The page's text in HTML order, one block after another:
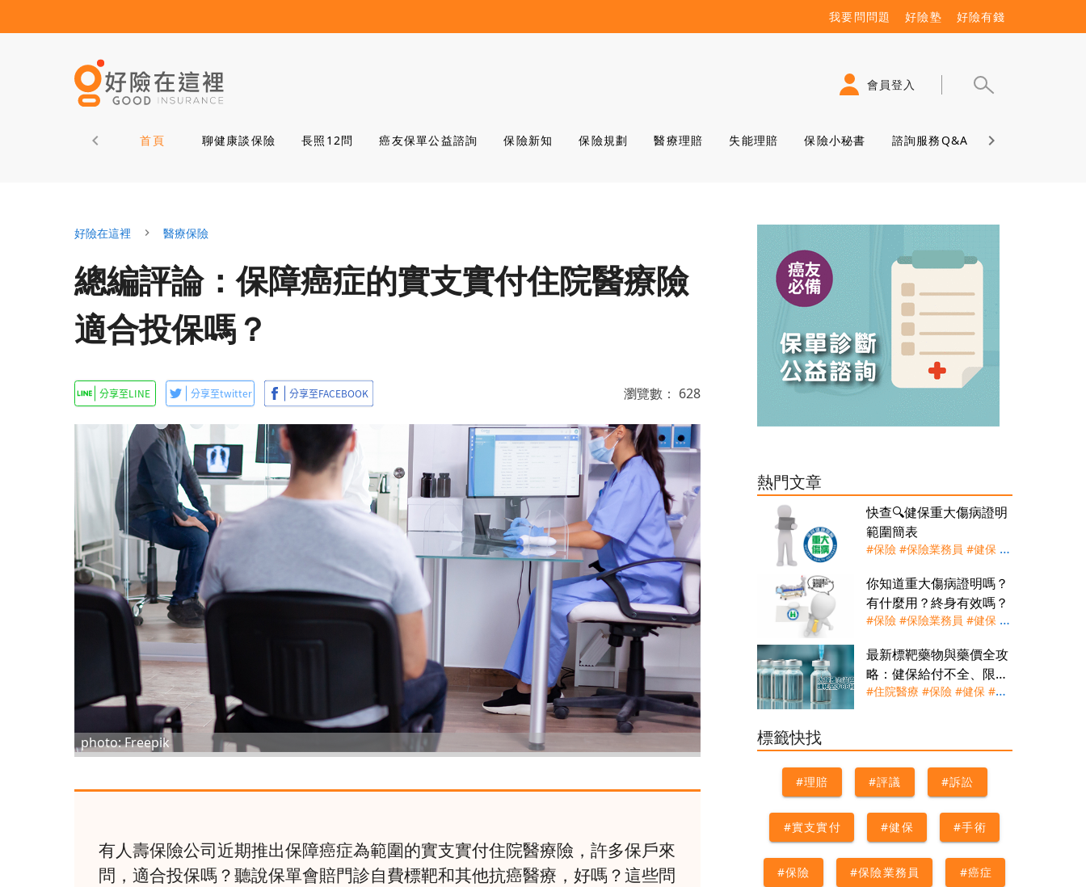
我要問問題 好險塾 好險有錢
會員登入
首頁 聊健康談保險 長照12問 癌友保單公益諮詢 保險新知 保險規劃 醫療理賠 失能理賠 保險小秘書 諮詢服務Q&A 保險學堂
好險在這裡 醫療保險
總編評論：保障癌症的實支實付住院醫療險
適合投保嗎？
瀏覽數： 628
photo: Freepik
有人壽保險公司近期推出保障癌症為範圍的實支實付住院醫療險，許多保戶來
問，適合投保嗎？聽說保單會賠門診自費標靶和其他抗癌醫療，好嗎？這些問
熱門文章
快查🔍健保重大傷病證明
範圍簡表
#保險 #保險業務員 #健保 #
你知道重大傷病證明嗎？
有什麼用？終身有效嗎？
#保險 #保險業務員 #健保 #
中風#自體免疫疾病#重大傷
病 #重大傷病卡#重大傷病險
最新標靶藥物與藥價全攻
略：健保給付不全、限條
件，個人自費負擔大增
#住院醫療 #保險 #健保 #標
險#實支實付#自費
標籤快找
#理賠 #評議 #訴訟
#實支實付 #健保 #手術
#保險 #保險業務員 #癌症